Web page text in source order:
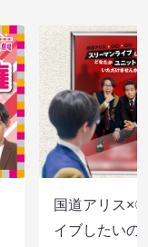
国道アリス×
イブしたいの